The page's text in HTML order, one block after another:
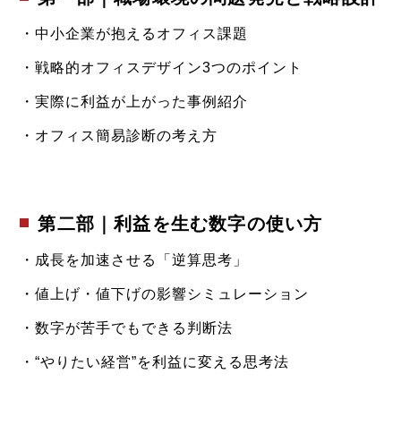
・中小企業が抱えるオフィス課題
・戦略的オフィスデザイン3つのポイント
・実際に利益が上がった事例紹介
・オフィス簡易診断の考え方
第二部｜利益を生む数字の使い方
・成長を加速させる「逆算思考」
・値上げ・値下げの影響シミュレーション
・数字が苦手でもできる判断法
・“やりたい経営”を利益に変える思考法